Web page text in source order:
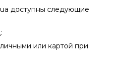
доступны следующие
или картой при